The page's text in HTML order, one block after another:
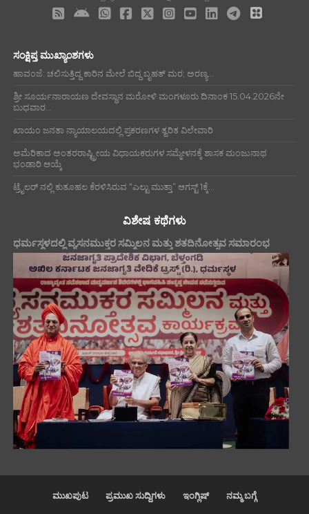
ಸಂಕ್ಷಿಪ್ತ ಮುಖ್ಯಾಂಶಗಳು
ಹಾವಂಜೆ: ಚಲಿಸುತ್ತಿದ್ದ ಕಾರಿನ ಮೇಲೆ ಬಿದ್ದ ಬೃಹತ್ ಮರ; ಅರಣ್ಯ...
ಶ್ರೀ ಸೂರ್ಯನಾರಾಯಣ ದೇವಸ್ಥಾನ ಮರೋಳಿ ಮಂಗಳೂರು ದಿನಾಂಕ 15.04.2026ನೇ
ಬುಧವಾರ...
ಖಾಯಂ ಜನತಾ ನ್ಯಾಯಾಲಯದಲ್ಲಿ ಪ್ರಕರಣಗಳ ತ್ವರಿತ ವಿಲೇವಾರಿ
ಅಮೆರಿಕಾದ ಅಂತರರಾಷ್ಟ್ರೀಯ ವಿಧಾಯಕರುಗಳ ಸಮ್ಮೇಳನಕ್ಕೆ ಶಾಸಕ ಮಂಜುನಾಥ
ಭಂಡಾರಿ ಆಯ್ಕೆ
ಟ್ರೈಲರ್ ನಲ್ಲಿ ಕುತೂಹಲ ಕೆರಳಿಸಿರುವ “ಎಲ್ಟು ಮುತ್ತಾ” ಆಗಸ್ಟ್ 1ಕ್ಕೆ...
ವಿಶೇಷ ಕಥೆಗಳು
ಧರ್ಮಸ್ಥಳದಲ್ಲಿ ವ್ಯಸನಮುಕ್ತರ ಸಮ್ಮಿಲನ ಮತ್ತು ಶತದಿನೋತ್ಸವ ಸಮಾರಂಭ
ಮುಖಪುಟ ಪ್ರಮುಖ ಸುದ್ದಿಗಳು ಇಂಗ್ಲಿಷ್ ನಮ್ಮ ಬಗ್ಗೆ